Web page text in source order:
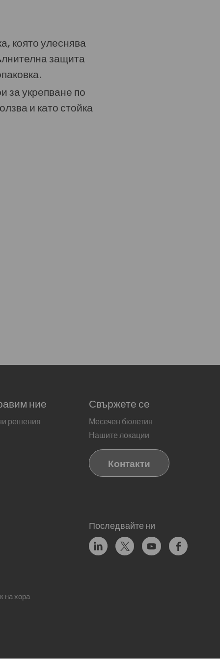
която улеснява
защита
за укрепване по
и като стойка
ние
решения
Свържете се
Месечен бюлетин
Нашите локации
Контакти
Последвайте ни
на хора